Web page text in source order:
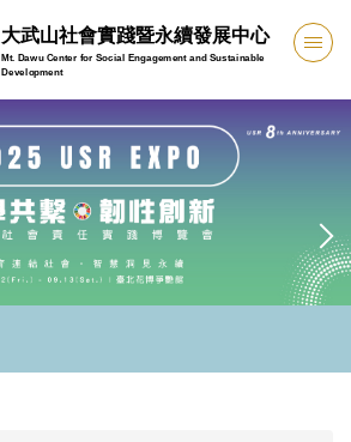
大武山社會實踐暨永續發展中心
Mt. Dawu Center for Social Engagement and Sustainable
Development